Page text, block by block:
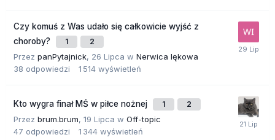
Czy komuś z Was udało się całkowicie wyjść z
choroby?
1 2
Przez panPytajnick, 26 Lipca w Nerwica lękowa
38 odpowiedzi 1 514 wyświetleń
Kto wygra finał MŚ w piłce nożnej 1 2
Przez brum.brum, 19 Lipca w Off-topic
47 odpowiedzi 1 344 wyświetleń